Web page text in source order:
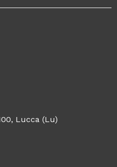
Lucca (Lu)